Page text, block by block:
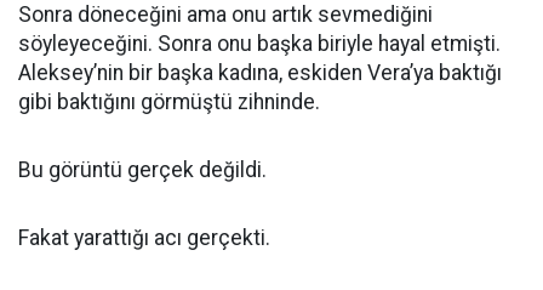
Sonra döneceğini ama onu artık sevmediğini
söyleyeceğini. Sonra onu başka biriyle hayal etmişti.
Aleksey’nin bir başka kadına, eskiden Vera’ya baktığı
gibi baktığını görmüştü zihninde.
Bu görüntü gerçek değildi.
Fakat yarattığı acı gerçekti.